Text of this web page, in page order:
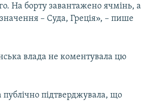
На борту завантажено ячмінь, а
– Суда, Греція», – пише
влада не коментувала цю
публічно підтверджувала, що